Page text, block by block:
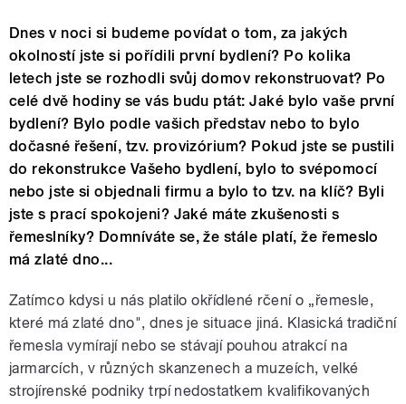
Dnes v noci si budeme povídat o tom, za jakých
okolností jste si pořídili první bydlení? Po kolika
letech jste se rozhodli svůj domov rekonstruovat? Po
celé dvě hodiny se vás budu ptát: Jaké bylo vaše první
bydlení? Bylo podle vašich představ nebo to bylo
dočasné řešení, tzv. provizórium? Pokud jste se pustili
do rekonstrukce Vašeho bydlení, bylo to svépomocí
nebo jste si objednali firmu a bylo to tzv. na klíč? Byli
jste s prací spokojeni? Jaké máte zkušenosti s
řemeslníky? Domníváte se, že stále platí, že řemeslo
má zlaté dno...
Zatímco kdysi u nás platilo okřídlené rčení o „řemesle,
které má zlaté dno", dnes je situace jiná. Klasická tradiční
řemesla vymírají nebo se stávají pouhou atrakcí na
jarmarcích, v různých skanzenech a muzeích, velké
strojírenské podniky trpí nedostatkem kvalifikovaných